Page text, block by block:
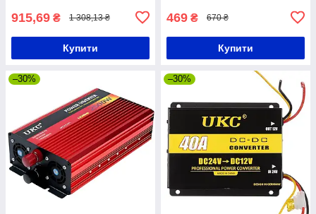
915,69 ₴ 1 308,13 ₴
Купити
469 ₴ 670 ₴
Купити
–30% –30%